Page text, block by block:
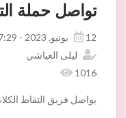
تواصل حملة
12 يونيو, 2023 - 17:29
ليلى العياشي
1016
يواصل فريق التقاط الكلاب ببلدية اريانة عمليات الالتقاط بمنطقة رياض الاندلس